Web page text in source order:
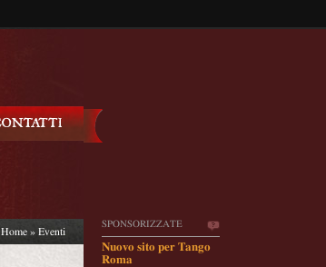
SPONSORIZZATE
Nuovo sito per Tango
Roma
Home » Eventi